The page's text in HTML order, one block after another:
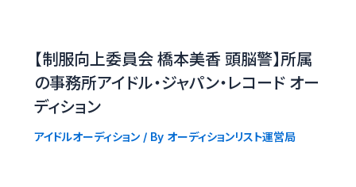
【制服向上委員会 橋本美香 頭脳警】所属
の事務所アイドル・ジャパン・レコード オー
ディション
アイドルオーディション/ By オーディションリスト運営局